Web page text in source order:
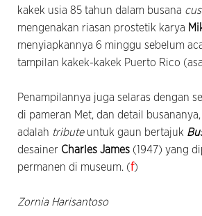
kakek usia 85 tahun dalam busana
mengenakan riasan prostetik karya
menyiapkannya 6 minggu sebelum
tampilan kakek-kakek Puerto Rico
Penampilannya juga selaras dengan
di pameran Met, dan detail
adalah tribute untuk gaun bertajuk
desainer Charles James (1947) yang
permanen di museum. (f)
Zornia Harisantoso